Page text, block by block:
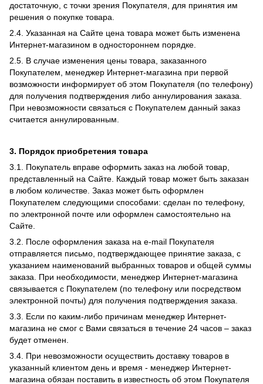
достаточную, с точки зрения Покупателя, для принятия им
решения о покупке товара.
2.4. Указанная на Сайте цена товара может быть изменена
Интернет-магазином в одностороннем порядке.
2.5. В случае изменения цены товара, заказанного
Покупателем, менеджер Интернет-магазина при первой
возможности информирует об этом Покупателя (по телефону)
для получения подтверждения либо аннулирования заказа.
При невозможности связаться с Покупателем данный заказ
считается аннулированным.
3. Порядок приобретения товара
3.1. Покупатель вправе оформить заказ на любой товар,
представленный на Сайте. Каждый товар может быть заказан
в любом количестве. Заказ может быть оформлен
Покупателем следующими способами: сделан по телефону,
по электронной почте или оформлен самостоятельно на
Сайте.
3.2. После оформления заказа на e-mail Покупателя
отправляется письмо, подтверждающее принятие заказа, с
указанием наименований выбранных товаров и общей суммы
заказа. При необходимости, менеджер Интернет-магазина
связывается с Покупателем (по телефону или посредством
электронной почты) для получения подтверждения заказа.
3.3. Если по каким-либо причинам менеджер Интернет-
магазина не смог c Вами связаться в течение 24 часов – заказ
будет отменен.
3.4. При невозможности осуществить доставку товаров в
указанный клиентом день и время - менеджер Интернет-
магазина обязан поставить в известность об этом Покупателя